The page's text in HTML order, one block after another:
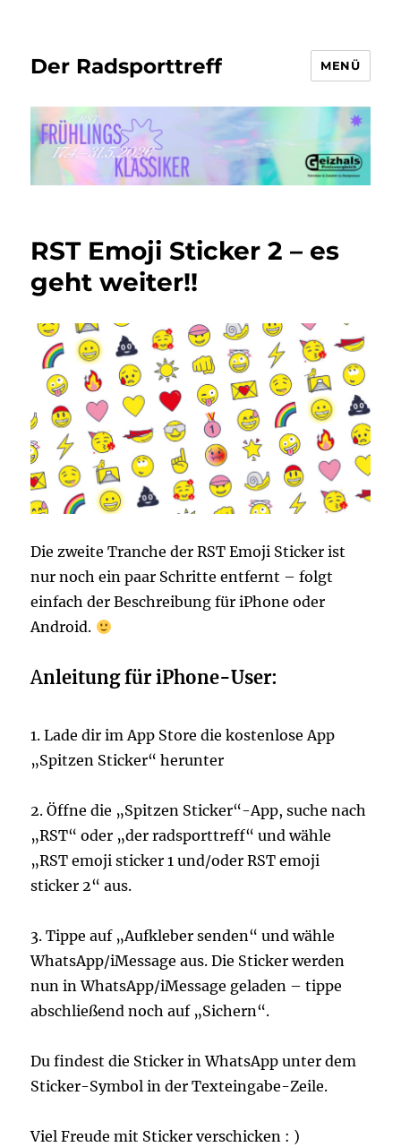
Der Radsporttreff MENÜ
RST Emoji Sticker 2 – es
geht weiter!!
Die zweite Tranche der RST Emoji Sticker ist
nur noch ein paar Schritte entfernt – folgt
einfach der Beschreibung für iPhone oder
Android.
Anleitung für iPhone-User:
1. Lade dir im App Store die kostenlose App
„Spitzen Sticker“ herunter
2. Öffne die „Spitzen Sticker“-App, suche nach
„RST“ oder „der radsporttreff“ und wähle
„RST emoji sticker 1 und/oder RST emoji
sticker 2“ aus.
3. Tippe auf „Aufkleber senden“ und wähle
WhatsApp/iMessage aus. Die Sticker werden
nun in WhatsApp/iMessage geladen – tippe
abschließend noch auf „Sichern“.
Du findest die Sticker in WhatsApp unter dem
Sticker-Symbol in der Texteingabe-Zeile.
Viel Freude mit Sticker verschicken : )